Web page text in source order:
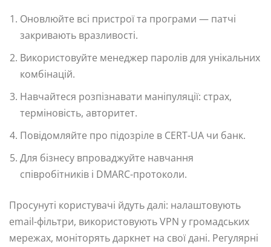
Оновлюйте всі пристрої та програми — патчі
закривають вразливості.
Використовуйте менеджер паролів для унікальних
комбінацій.
Навчайтеся розпізнавати маніпуляції: страх,
терміновість, авторитет.
Повідомляйте про підозріле в CERT-UA чи банк.
Для бізнесу впроваджуйте навчання
співробітників і DMARC-протоколи.
Просунуті користувачі йдуть далі: налаштовують
email-фільтри, використовують VPN у громадських
мережах, моніторять даркнет на свої дані. Регулярні